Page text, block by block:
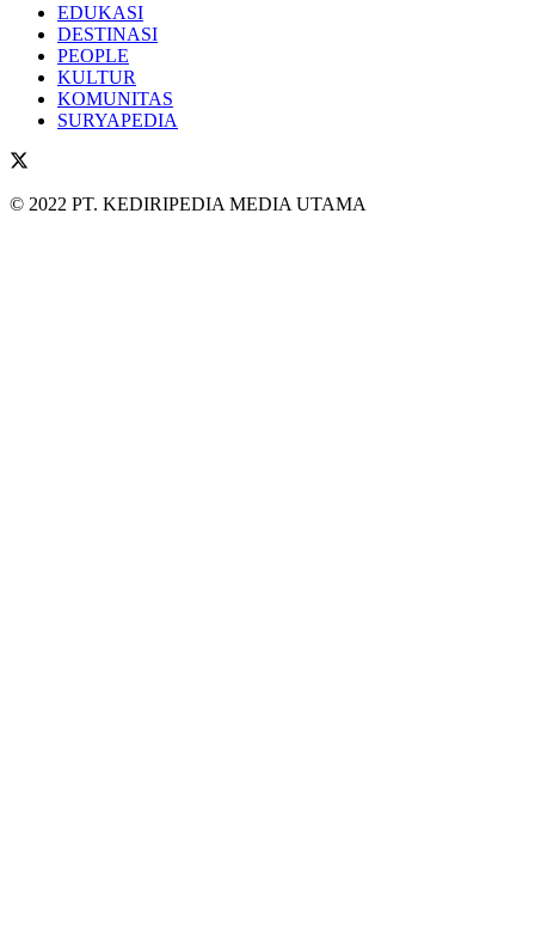
EDUKASI
DESTINASI
PEOPLE
KULTUR
KOMUNITAS
SURYAPEDIA
© 2022 PT. KEDIRIPEDIA MEDIA UTAMA